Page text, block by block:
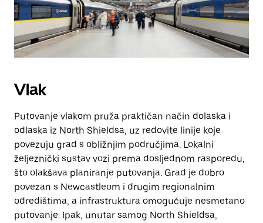
Vlak
Putovanje vlakom pruža praktičan način dolaska i
odlaska iz North Shieldsa, uz redovite linije koje
povezuju grad s obližnjim područjima. Lokalni
željeznički sustav vozi prema dosljednom rasporedu,
što olakšava planiranje putovanja. Grad je dobro
povezan s Newcastleom i drugim regionalnim
odredištima, a infrastruktura omogućuje nesmetano
putovanje. Ipak, unutar samog North Shieldsa,